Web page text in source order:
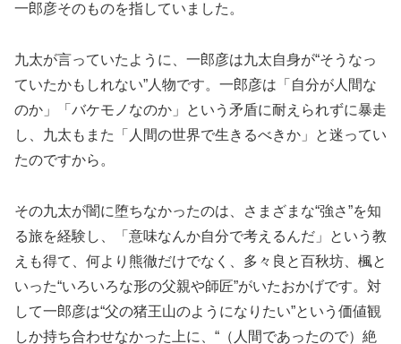
一郎彦そのものを指していました。
九太が言っていたように、一郎彦は九太自身が“そうなっ
ていたかもしれない”人物です。一郎彦は「自分が人間な
のか」「バケモノなのか」という矛盾に耐えられずに暴走
し、九太もまた「人間の世界で生きるべきか」と迷ってい
たのですから。
その九太が闇に堕ちなかったのは、さまざまな“強さ”を知
る旅を経験し、「意味なんか自分で考えるんだ」という教
えも得て、何より熊徹だけでなく、多々良と百秋坊、楓と
いった“いろいろな形の父親や師匠”がいたおかげです。対
して一郎彦は“父の猪王山のようになりたい”という価値観
しか持ち合わせなかった上に、“（人間であったので）絶